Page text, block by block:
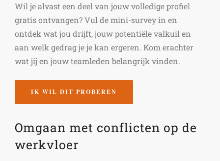
Wil je alvast een deel van jouw volledige profiel
gratis ontvangen? Vul de mini-survey in en
ontdek wat jou drijft, jouw potentiële valkuil en
aan welk gedrag je je kan ergeren. Kom erachter
wat jij en jouw teamleden belangrijk vinden.
IK WIL DIT PROBEREN
Omgaan met conflicten op de
werkvloer